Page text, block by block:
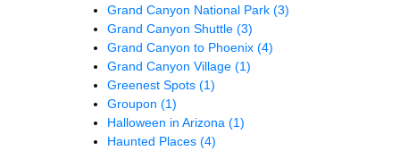
Grand Canyon National Park (3)
Grand Canyon Shuttle (3)
Grand Canyon to Phoenix (4)
Grand Canyon Village (1)
Greenest Spots (1)
Groupon (1)
Halloween in Arizona (1)
Haunted Places (4)